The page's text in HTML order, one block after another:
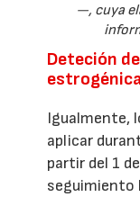
—, cuya
Deteción
Igualmente,
aplicar
partir del 1
seguimiento